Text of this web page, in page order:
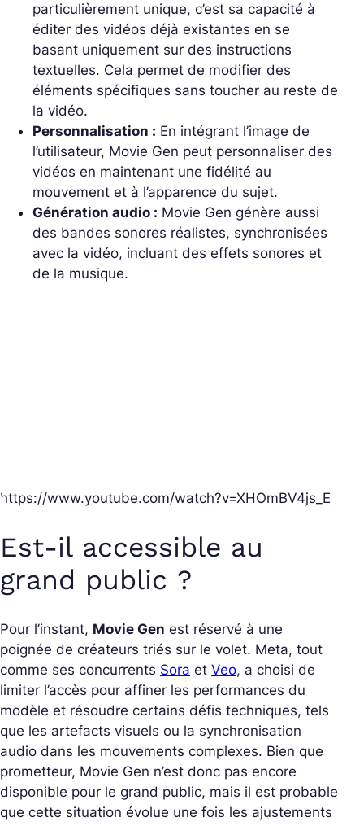
particulièrement unique, c’est sa capacité à
éditer des vidéos déjà existantes en se
basant uniquement sur des instructions
textuelles. Cela permet de modifier des
éléments spécifiques sans toucher au reste de
la vidéo.
Personnalisation : En intégrant l’image de
l’utilisateur, Movie Gen peut personnaliser des
vidéos en maintenant une fidélité au
mouvement et à l’apparence du sujet.
Génération audio : Movie Gen génère aussi
des bandes sonores réalistes, synchronisées
avec la vidéo, incluant des effets sonores et
de la musique.
https://www.youtube.com/watch?v=XHOmBV4js_E
Est-il accessible au
grand public ?
Pour l’instant, Movie Gen est réservé à une
poignée de créateurs triés sur le volet. Meta, tout
comme ses concurrents Sora et Veo, a choisi de
limiter l’accès pour affiner les performances du
modèle et résoudre certains défis techniques, tels
que les artefacts visuels ou la synchronisation
audio dans les mouvements complexes. Bien que
prometteur, Movie Gen n’est donc pas encore
disponible pour le grand public, mais il est probable
que cette situation évolue une fois les ajustements